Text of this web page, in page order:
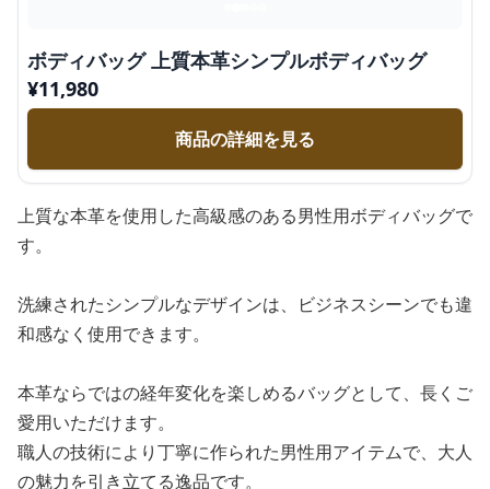
ボディバッグ 上質本革シンプルボディバッグ
¥11,980
商品の詳細を見る
上質な本革を使用した高級感のある男性用ボディバッグで
す。
洗練されたシンプルなデザインは、ビジネスシーンでも違
和感なく使用できます。
本革ならではの経年変化を楽しめるバッグとして、長くご
愛用いただけます。
職人の技術により丁寧に作られた男性用アイテムで、大人
の魅力を引き立てる逸品です。